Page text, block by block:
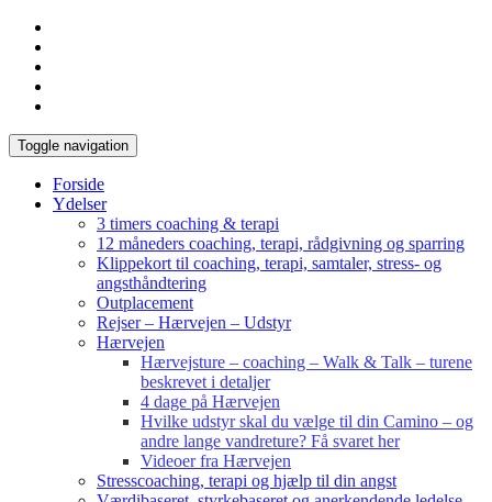
Toggle navigation
Forside
Ydelser
3 timers coaching & terapi
12 måneders coaching, terapi, rådgivning og sparring
Klippekort til coaching, terapi, samtaler, stress- og
angsthåndtering
Outplacement
Rejser – Hærvejen – Udstyr
Hærvejen
Hærvejsture – coaching – Walk & Talk – turene
beskrevet i detaljer
4 dage på Hærvejen
Hvilke udstyr skal du vælge til din Camino – og
andre lange vandreture? Få svaret her
Videoer fra Hærvejen
Stresscoaching, terapi og hjælp til din angst